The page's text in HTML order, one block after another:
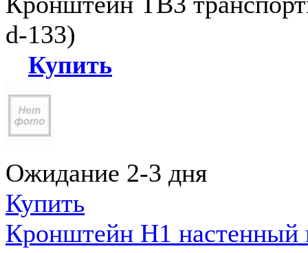
d-133)
Купить
Ожидание 2-3 дня
Купить
Кронштейн Н1